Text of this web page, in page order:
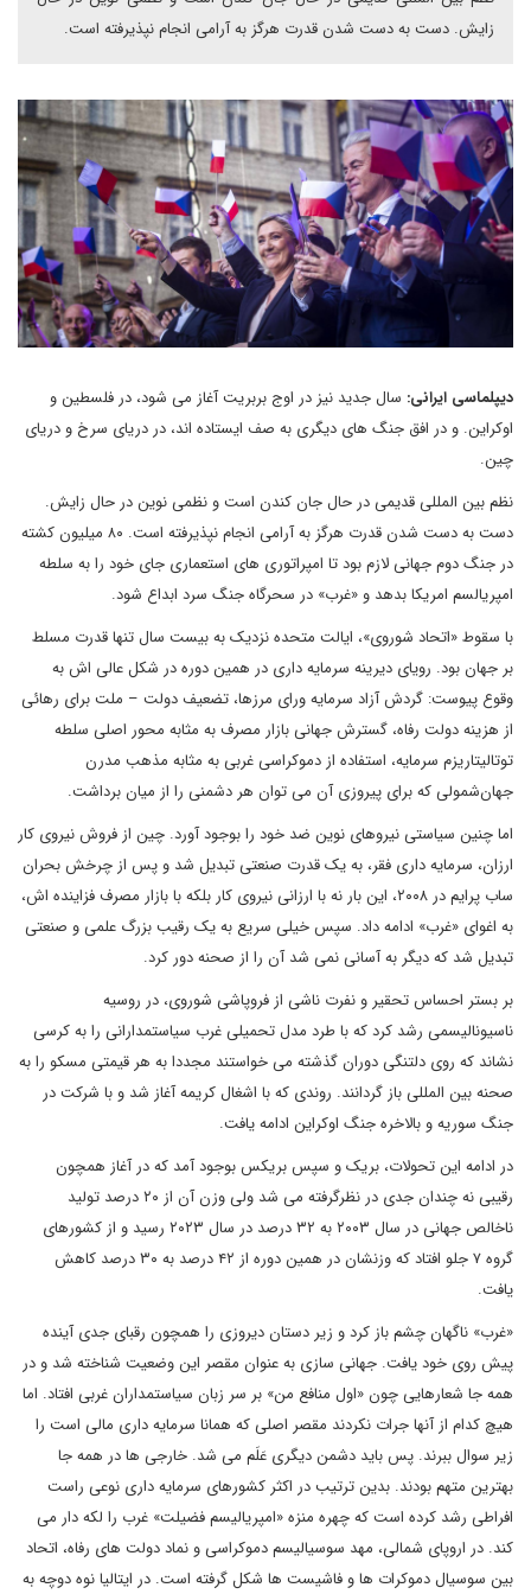
زایش. دست به دست شدن قدرت هرگز به آرامی انجام نپذیرفته است.
دیپلماسی ایرانی: سال جدید نیز در اوج بربریت آغاز می شود، در فلسطین و
اوکراین. و در افق جنگ های دیگری به صف ایستاده اند، در دریای سرخ و دریای
چین.
نظم بین المللی قدیمی در حال جان کندن است و نظمی نوین در حال زایش.
دست به دست شدن قدرت هرگز به آرامی انجام نپذیرفته است. ۸۰ میلیون کشته
در جنگ دوم جهانی لازم بود تا امپراتوری های استعماری جای خود را به سلطه
امپریالسم امریکا بدهد و «غرب» در سحرگاه جنگ سرد ابداع شود.
با سقوط «اتحاد شوروی»، ایالت متحده نزدیک به بیست سال تنها قدرت مسلط
بر جهان بود. رویای دیرینه سرمایه داری در همین دوره در شکل عالی اش به
وقوع پیوست: گردش آزاد سرمایه ورای مرزها، تضعیف دولت – ملت برای رهائی
از هزینه دولت رفاه، گسترش جهانی بازار مصرف به مثابه محور اصلی سلطه
توتالیتاریزم سرمایه، استفاده از دموکراسی غربی به مثابه مذهب مدرن
جهان‌شمولی که برای پیروزی آن می توان هر دشمنی را از میان برداشت.
اما چنین سیاستی نیروهای نوین ضد خود را بوجود آورد. چین از فروش نیروی کار
ارزان، سرمایه داری فقر، به یک قدرت صنعتی تبدیل شد و پس از چرخش بحران
ساب پرایم در ۲۰۰۸، این بار نه با ارزانی نیروی کار بلکه با بازار مصرف فزاینده اش،
به اغوای «غرب» ادامه داد. سپس خیلی سریع به یک رقیب بزرگ علمی و صنعتی
تبدیل شد که دیگر به آسانی نمی شد آن را از صحنه دور کرد.
بر بستر احساس تحقیر و نفرت ناشی از فروپاشی شوروی، در روسیه
ناسیونالیسمی رشد کرد که با طرد مدل تحمیلی غرب سیاستمدارانی را به کرسی
نشاند که روی دلتنگی دوران گذشته می خواستند مجددا به هر قیمتی مسکو را به
صحنه بین المللی باز گردانند. روندی که با اشغال کریمه آغاز شد و با شرکت در
جنگ سوریه و بالاخره جنگ اوکراین ادامه یافت.
در ادامه این تحولات، بریک و سپس بریکس بوجود آمد که در آغاز همچون
رقیبی نه چندان جدی در نظرگرفته می شد ولی وزن آن از ۲۰ درصد تولید
ناخالص جهانی در سال ۲۰۰۳ به ۳۲ درصد در سال ۲۰۲۳ رسید و از کشورهای
گروه ۷ جلو افتاد که وزنشان در همین دوره از ۴۲ درصد به ۳۰ درصد کاهش
یافت.
«غرب» ناگهان چشم باز کرد و زیر دستان دیروزی را همچون رقبای جدی آینده
پیش روی خود یافت. جهانی سازی به عنوان مقصر این وضعیت شناخته شد و در
همه جا شعارهایی چون «اول منافع من» بر سر زبان سیاستمداران غربی افتاد. اما
هیچ کدام از آنها جرات نکردند مقصر اصلی که همانا سرمایه داری مالی است را
زیر سوال ببرند. پس باید دشمن دیگری عَلَم می شد. خارجی ها در همه جا
بهترین متهم بودند. بدین ترتیب در اکثر کشورهای سرمایه داری نوعی راست
افراطی رشد کرده است که چهره منزه «امپریالیسم فضیلت» غرب را لکه دار می
کند. در اروپای شمالی، مهد سوسیالیسم دموکراسی و نماد دولت های رفاه، اتحاد
بین سوسیال دموکرات ها و فاشیست ها شکل گرفته است. در ایتالیا نوه دوچه به